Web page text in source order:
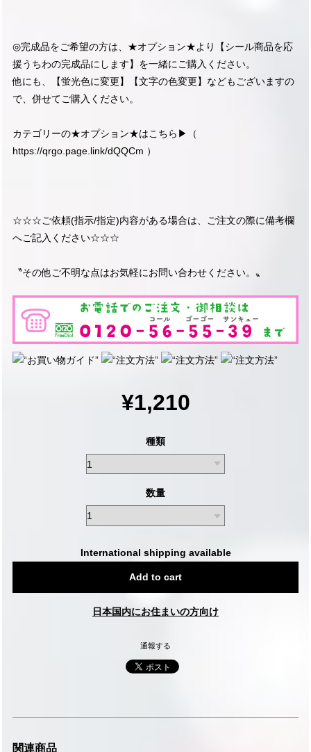
◎完成品をご希望の方は、★オプション★より【シール商品を応
援うちわの完成品にします】を一緒にご購入ください。
他にも、【蛍光色に変更】【文字の色変更】などもございますの
で、併せてご購入ください。
カテゴリーの★オプション★はこちら▶︎（
https://qrgo.page.link/dQQCm ）
☆☆☆ご依頼(指示/指定)内容がある場合は、ご注文の際に備考欄
へご記入ください☆☆☆
〝その他ご不明な点はお気軽にお問い合わせください。〟
¥1,210
種類
数量
International shipping available
Add to cart
日本国内にお住まいの方向け
通報する
関連商品